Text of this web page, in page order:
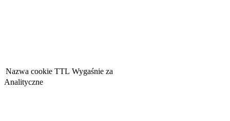
Nazwa cookie TTL Wygaśnie za
Analityczne